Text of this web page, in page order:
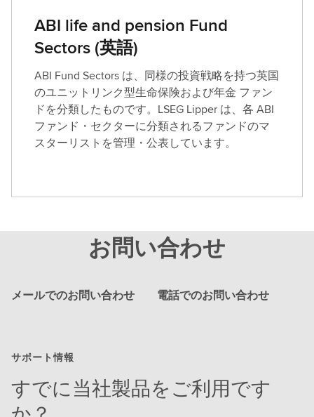
ABI life and pension Fund
Sectors (英語)
ABI Fund Sectors は、同様の投資戦略を持つ英国
のユニットリンク型生命保険および年金 ファン
ドを分類したものです。LSEG Lipper は、各 ABI
ファンド・セクターに分類されるファンドのマ
スターリストを管理・公表しています。
お問い合わせ
メールでのお問い合わせ 電話でのお問い合わせ
サポート情報
すでに当社製品をご利用です